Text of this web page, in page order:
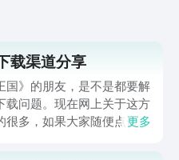
载渠道分享
国》的朋友，是不是都要解
载问题。现在网上关于这方
很多，如果大家随便点击陌
更多